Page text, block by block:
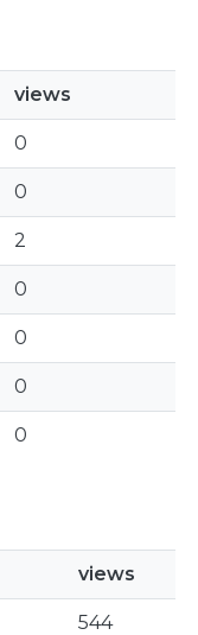
views
0
0
2
0
0
0
0
views
544